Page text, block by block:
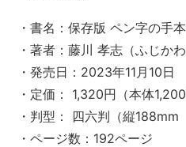
・書名：保存版 ペン字の手
・著者：藤川 孝志（ふじかわ
・発売日：2023年11月10日
・定価： 1,320円（本体
・判型： 四六判（縦
・ページ数：192ページ